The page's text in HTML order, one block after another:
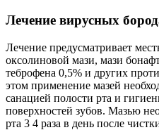
Лечение вирусных
Лечение предусматривает
оксолиновой мази, мази
теброфена 0,5% и других
этом применение мазей
санацией полости рта и
поверхностей зубов. Мазью
рта 3 4 раза в день после